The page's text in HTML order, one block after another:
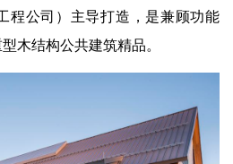
程公司）主导打造，是兼顾功能
木结构公共建筑精品。